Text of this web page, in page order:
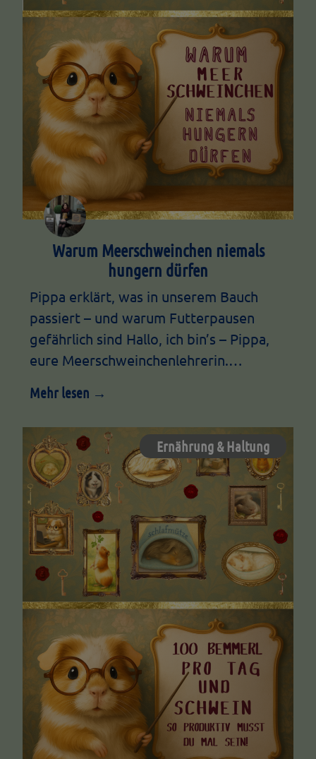
Warum Meerschweinchen niemals
hungern dürfen
Pippa erklärt, was in unserem Bauch
passiert – und warum Futterpausen
gefährlich sind Hallo, ich bin’s – Pippa,
eure Meerschweinchenlehrerin.…
Mehr lesen →
Ernährung & Haltung